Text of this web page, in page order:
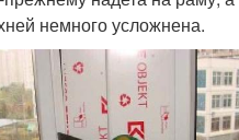
немного усложнена.